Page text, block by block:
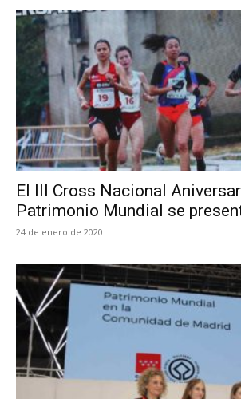
El III Cross Nacional
Patrimonio Mundial se
24 de enero de 2020